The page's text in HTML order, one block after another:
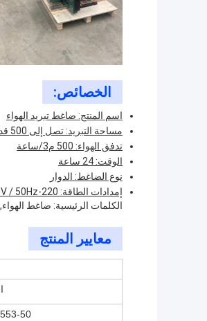
الخصائص:
اسم المنتج: ضاغط تبريد الهواء
مساحة التبريد: تصل إلى 500 قدم مربع
تدفق الهواء: 500 م3/ساعة
الوقت: 24 ساعة
نوع الضاغط: الدوار
إمدادات الطاقة: 220-240V / 50Hz
الكلمات الرئيسية: ضاغط
معايير المنتج
50